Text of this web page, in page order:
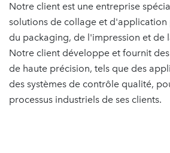
Notre client est une entreprise
solutions de collage et d'application
du packaging, de l'impression et de
Notre client développe et fournit
de haute précision, tels que des
des systèmes de contrôle qualité,
processus industriels de ses clients.